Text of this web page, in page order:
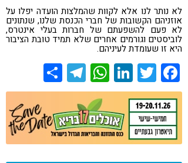
לא נותר לנו אלא לקוות שהמלצות הועדה יפלו על
אוזניהם הקשובות של חברי הכנסת שלנו, שנתונים
לא פעם להשפעתם של חברות בעלי אינטרס,
לוביסטים וגורמים אחרים שלא תמיד טובת הציבור
היא זו שעומדת לעיניהם.
Facebook
Twitter
LinkedIn
WhatsApp
Telegram